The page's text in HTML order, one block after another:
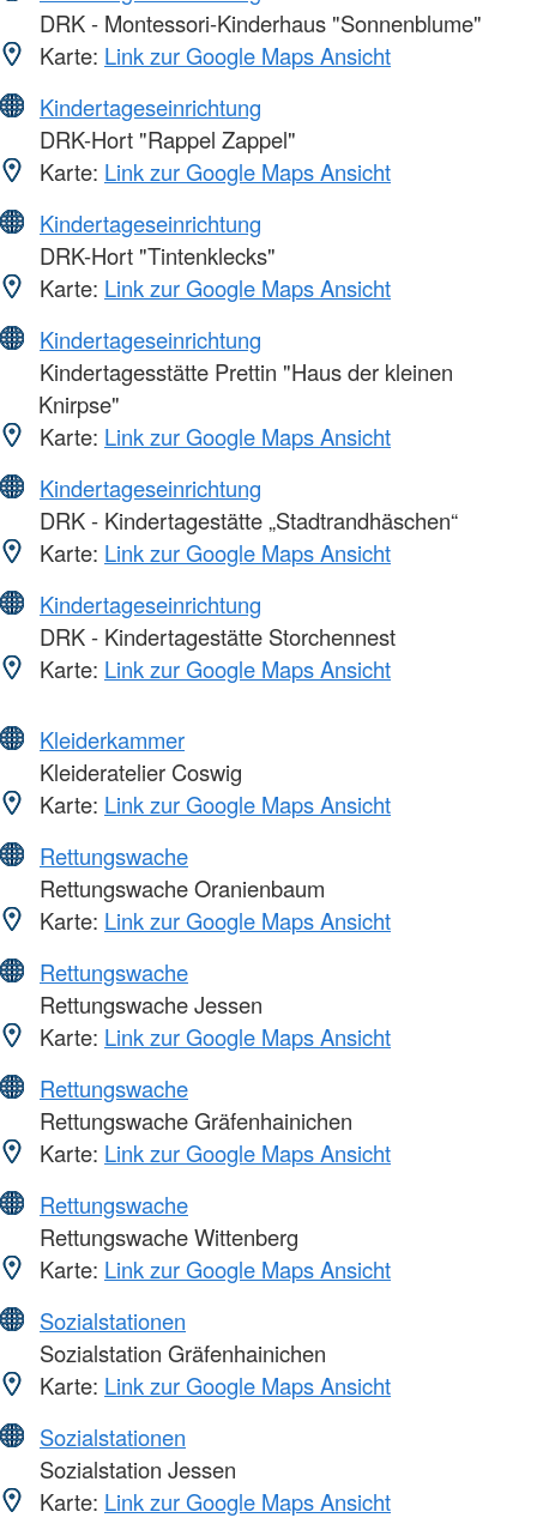
DRK - Montessori-Kinderhaus "Sonnenblume"
Karte: Link zur Google Maps Ansicht
Kindertageseinrichtung
DRK-Hort "Rappel Zappel"
Karte: Link zur Google Maps Ansicht
Kindertageseinrichtung
DRK-Hort "Tintenklecks"
Karte: Link zur Google Maps Ansicht
Kindertageseinrichtung
Kindertagesstätte Prettin "Haus der kleinen
Knirpse"
Karte: Link zur Google Maps Ansicht
Kindertageseinrichtung
DRK - Kindertagestätte „Stadtrandhäschen“
Karte: Link zur Google Maps Ansicht
Kindertageseinrichtung
DRK - Kindertagestätte Storchennest
Karte: Link zur Google Maps Ansicht
Kleiderkammer
Kleideratelier Coswig
Karte: Link zur Google Maps Ansicht
Rettungswache
Rettungswache Oranienbaum
Karte: Link zur Google Maps Ansicht
Rettungswache
Rettungswache Jessen
Karte: Link zur Google Maps Ansicht
Rettungswache
Rettungswache Gräfenhainichen
Karte: Link zur Google Maps Ansicht
Rettungswache
Rettungswache Wittenberg
Karte: Link zur Google Maps Ansicht
Sozialstationen
Sozialstation Gräfenhainichen
Karte: Link zur Google Maps Ansicht
Sozialstationen
Sozialstation Jessen
Karte: Link zur Google Maps Ansicht